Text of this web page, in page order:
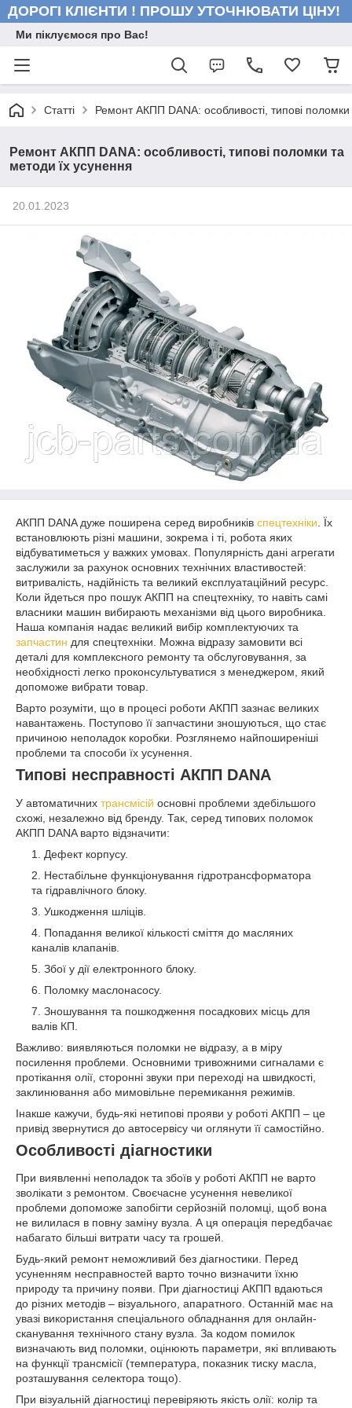
ДОРОГІ КЛІЄНТИ ! ПРОШУ УТОЧНЮВАТИ ЦІНУ!
Ми піклуємося про Вас!
Статті Ремонт АКПП DANA: особливості, типові
Ремонт АКПП DANA: особливості, типові поломки та
методи їх усунення
20.01.2023
АКПП DANA дуже поширена серед виробників спецтехніки . Їх
встановлюють різні машини, зокрема і ті, робота яких
відбуватиметься у важких умовах. Популярність дані агрегати
заслужили за рахунок основних технічних властивостей:
витривалість, надійність та великий експлуатаційний ресурс.
Коли йдеться про пошук АКПП на спецтехніку, то навіть самі
власники машин вибирають механізми від цього виробника.
Наша компанія надає великий вибір комплектуючих та
запчастин для спецтехніки. Можна відразу замовити всі
деталі для комплексного ремонту та обслуговування, за
необхідності легко проконсультуватися з менеджером, який
допоможе вибрати товар.
Варто розуміти, що в процесі роботи АКПП зазнає великих
навантажень. Поступово її запчастини зношуються, що стає
причиною неполадок коробки. Розглянемо найпоширеніші
проблеми та способи їх усунення.
Типові несправності АКПП DANA
У автоматичних трансмісій основні проблеми здебільшого
схожі, незалежно від бренду. Так, серед типових поломок
АКПП DANA варто відзначити:
Дефект корпусу.
Нестабільне функціонування гідротрансформатора
та гідравлічного блоку.
Ушкодження шліців.
Попадання великої кількості сміття до масляних
каналів клапанів.
Збої у дії електронного блоку.
Поломку маслонасосу.
Зношування та пошкодження посадкових місць для
валів КП.
Важливо: виявляються поломки не відразу, а в міру
посилення проблеми. Основними тривожними сигналами є
протікання олії, сторонні звуки при переході на швидкості,
заклинювання або мимовільне перемикання режимів.
Інакше кажучи, будь-які нетипові прояви у роботі АКПП – це
привід звернутися до автосервісу чи оглянути її самостійно.
Особливості діагностики
При виявленні неполадок та збоїв у роботі АКПП не варто
зволікати з ремонтом. Своєчасне усунення невеликої
проблеми допоможе запобігти серйозній поломці, щоб вона
не вилилася в повну заміну вузла. А ця операція передбачає
набагато більші витрати часу та грошей.
Будь-який ремонт неможливий без діагностики. Перед
усуненням несправностей варто точно визначити їхню
природу та причину появи. При діагностиці АКПП вдаються
до різних методів – візуального, апаратного. Останній має на
увазі використання спеціального обладнання для онлайн-
сканування технічного стану вузла. За кодом помилок
визначають вид поломки, оцінюють параметри, які впливають
на функції трансмісії (температура, показник тиску масла,
розташування селектора тощо).
При візуальній діагностиці перевіряють якість олії: колір та